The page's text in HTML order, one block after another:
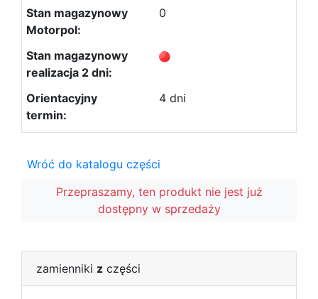
0
4 dni
Wróć do katalogu części
Przepraszamy, ten produkt nie jest już
dostępny w sprzedaży
zamienniki z części